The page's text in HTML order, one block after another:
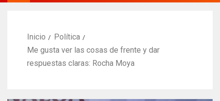
Inicio
Política
Me gusta ver las cosas de frente y dar
respuestas claras: Rocha Moya